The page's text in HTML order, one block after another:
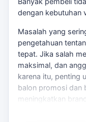
dengan kebutuhan
Masalah yang
pengetahuan
tepat. Jika salah
maksimal, dan
karena itu, penting
balon promosi dan
meningkatkan